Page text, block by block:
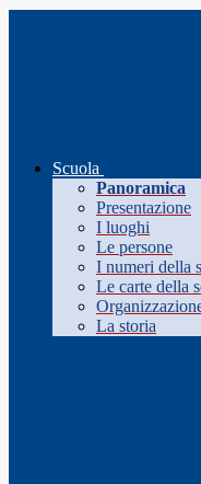
Scuola
Panoramica
Presentazione
I luoghi
Le persone
I numeri della
Le carte della
La storia